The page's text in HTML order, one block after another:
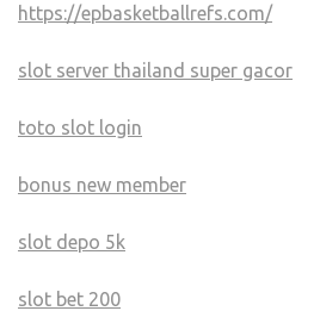
https://epbasketballrefs.com/
slot server thailand super gacor
toto slot login
bonus new member
slot depo 5k
slot bet 200